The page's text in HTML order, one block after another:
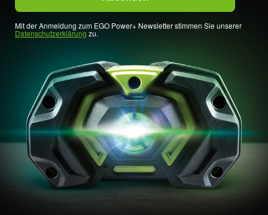
Mit der Anmeldung zum EGO Power+ Newsletter stimmen Sie unserer
Datenschutzerklärung zu.